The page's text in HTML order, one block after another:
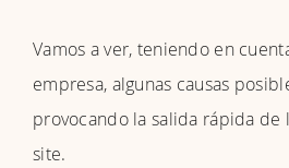
Vamos a ver, teniendo en
empresa, algunas causas
provocando la salida rápida de
site.